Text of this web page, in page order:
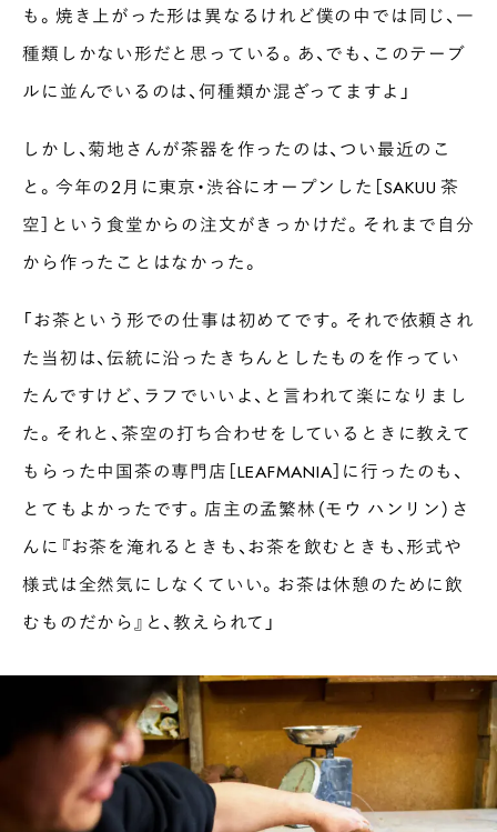
INTERVIEW
Ocha SURU? Lab.
PAUSE & INSPIRE
も。焼き上がった形は異なるけれど僕の中では同じ、一
種類しかない形だと思っている。あ、でも、このテーブ
ルに並んでいるのは、何種類か混ざってますよ」
しかし、菊地さんが茶器を作ったのは、つい最近のこ
と。今年の２月に東京・渋谷にオープンした［SAKUU 茶
空］という食堂からの注文がきっかけだ。それまで自分
から作ったことはなかった。
「お茶という形での仕事は初めてです。それで依頼され
た当初は、伝統に沿ったきちんとしたものを作ってい
たんですけど、ラフでいいよ、と言われて楽になりまし
た。それと、茶空の打ち合わせをしているときに教えて
もらった中国茶の専門店［LEAFMANIA］に行ったのも、
とてもよかったです。店主の孟繁林（モウ ハンリン）さ
んに『お茶を淹れるときも、お茶を飲むときも、形式や
様式は全然気にしなくていい。お茶は休憩のために飲
むものだから』と、教えられて」